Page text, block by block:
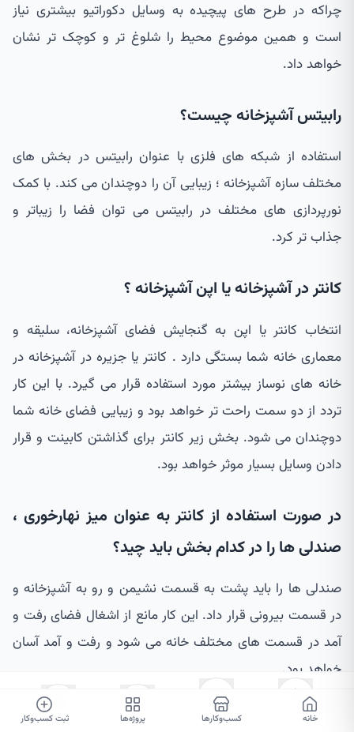
چراکه در طرح های پیچیده به وسایل دکوراتیو بیشتری نیاز
است و همین موضوع محیط را شلوغ تر و کوچک تر نشان
خواهد داد.
رابیتس آشپزخانه چیست؟
استفاده از شبکه های فلزی با عنوان رابیتس در بخش های
مختلف سازه آشپزخانه ؛ زیبایی آن را دوچندان می کند. با کمک
نورپردازی های مختلف در رابیتس می توان فضا را زیباتر و
جذاب تر کرد.
کانتر در آشپزخانه یا اپن آشپزخانه ؟
انتخاب کانتر یا اپن به گنجایش فضای آشپزخانه، سلیقه و
معماری خانه شما بستگی دارد . کانتر یا جزیره در آشپزخانه در
خانه های نوساز بیشتر مورد استفاده قرار می گیرد. با این کار
تردد از دو سمت راحت تر خواهد بود و زیبایی فضای خانه شما
دوچندان می شود. بخش زیر کانتر برای گذاشتن کابینت و قرار
دادن وسایل بسیار موثر خواهد بود.
در صورت استفاده از کانتر به عنوان میز نهارخوری ،
صندلی ها را در کدام بخش باید چید؟
صندلی ها را باید پشت به قسمت نشیمن و رو به آشپزخانه و
در قسمت بیرونی قرار داد. این کار مانع از اشغال فضای رفت و
آمد در قسمت های مختلف خانه می شود و رفت و آمد آسان
خواهد بود.
در تزیین اپن آشپزخانه از چه چیزهایی می توان
۰ خانه کسب‌وکارها پروژه‌ها ثبت کسب‌وکار